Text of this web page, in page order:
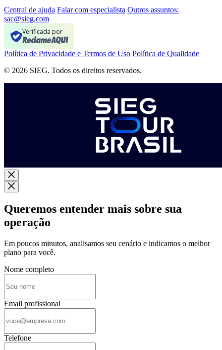
Central de ajuda Falar com especialista Outros assuntos:
sac@sieg.com
Verificada por
Política de Privacidade e Termos de Uso Política de Qualidade
© 2026 SIEG. Todos os direitos reservados.
Queremos entender mais sobre sua
operação
Em poucos minutos, analisamos seu cenário e indicamos o melhor
plano para você.
Nome completo
Email profissional
Telefone